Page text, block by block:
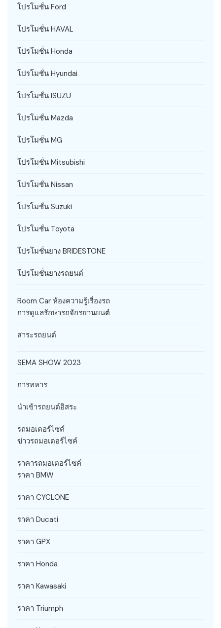
โปรโมชั่น Ford
โปรโมชั่น HAVAL
โปรโมชั่น Honda
โปรโมชั่น Hyundai
โปรโมชั่น ISUZU
โปรโมชั่น Mazda
โปรโมชั่น MG
โปรโมชั่น Mitsubishi
โปรโมชั่น Nissan
โปรโมชั่น Suzuki
โปรโมชั่น Toyota
โปรโมชั่นยาง BRIDESTONE
โปรโมชั่นยางรถยนต์
Room Car ห้องความรู้เรื่องรถ
การดูแลรักษารถจักรยานยนต์
สาระรถยนต์
SEMA SHOW 2023
การทหาร
นำเข้ารถยนต์อิสระ
รถมอเตอร์ไซค์
ข่าวรถมอเตอร์ไซค์
ราคารถมอเตอร์ไซค์
ราคา BMW
ราคา CYCLONE
ราคา Ducati
ราคา GPX
ราคา Honda
ราคา Kawasaki
ราคา Triumph